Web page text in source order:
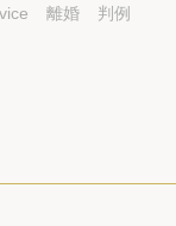
離婚 判例